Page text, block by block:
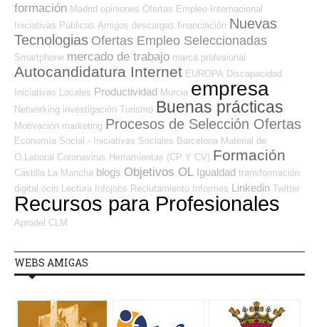
formación Madrid opiniones Ofertas Empleo Internacional
Iniciativas Públicas Amigos descargas financiación Nuevas
Tecnologias Ofertas Empleo Seleccionadas
Smartphone mercado de trabajo marca profesional
Autocandidatura Internet EUROPA Discapacidad
Iniciativas Locales Productividad Murcia empresa
Networking investigación Turismo Buenas prácticas
Motivación marketing Procesos de Selección Ofertas
Economía Social - Iniciativas Sociales Barcelona Material de
O.Laboral Coronavirus Herramientas (CP Y CV) Formación
Castilla La Mancha blogs Objetivos OL Igualdad transformación
digital ocio Lectura Infojobs Reclutamiento Informes Linkedin Twitter
Recursos para Profesionales
Aprodel CLM
WEBS AMIGAS